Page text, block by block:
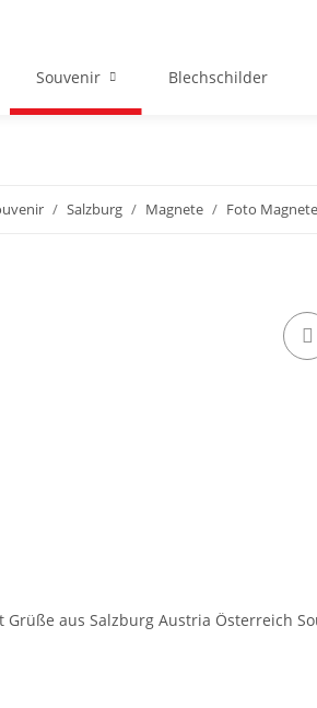
Souvenir Blechschilder
Salzburg Magnete Foto